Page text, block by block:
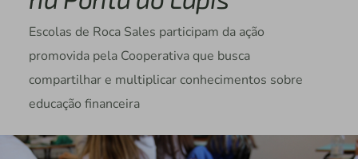
Escolas de Roca Sales participam da ação
promovida pela Cooperativa que busca
compartilhar e multiplicar conhecimentos sobre
educação financeira